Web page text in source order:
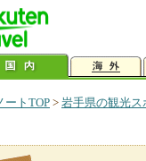
ートTOP> 岩手県の観光ス